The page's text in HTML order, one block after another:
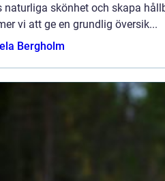
naturliga skönhet och skapa
vi att ge en grundlig översik...
Bergholm